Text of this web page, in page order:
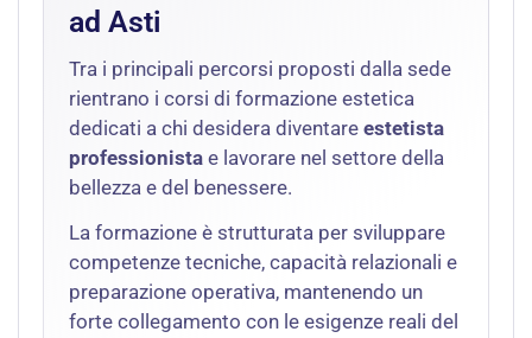
ad Asti
Tra i principali percorsi proposti dalla sede
rientrano i corsi di formazione estetica
dedicati a chi desidera diventare estetista
professionista e lavorare nel settore della
bellezza e del benessere.
La formazione è strutturata per sviluppare
competenze tecniche, capacità relazionali e
preparazione operativa, mantenendo un
forte collegamento con le esigenze reali del